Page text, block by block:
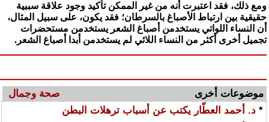
ومع ذلك، فقد اعتبرت أنه من غير الممكن تأكيد وجود علاقة سببية
حقيقية بين ارتباط الأصباغ بالسرطان؛ فقد يكون، على سبيل المثال،
أن النساء اللواتي يستخدمن أصباغ الشعر يستخدمن مستحضرات
تجميل أخرى أكثر من النساء اللائي لم يستخدمن أبدا أصباغ الشعر.
موضوعات أخرى
صحة وجمال
* د. أحمد العطّار يكتب عن أسباب ترهلات البطن